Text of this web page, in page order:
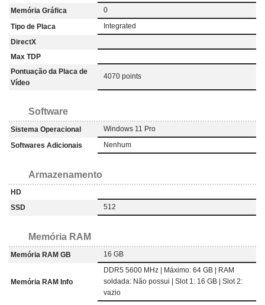
Memória Gráfica
0
Tipo de Placa
Integrated
DirectX
Max TDP
Pontuação da Placa de
Vídeo
4070 points
Software
Sistema Operacional
Windows 11 Pro
Softwares Adicionais
Nenhum
Armazenamento
HD
SSD
512
Memória RAM
Memória RAM GB 16 GB
Memória RAM Info
DDR5 5600 MHz | Máximo: 64 GB | RAM
soldada: Não possui | Slot 1: 16 GB | Slot 2:
vazio